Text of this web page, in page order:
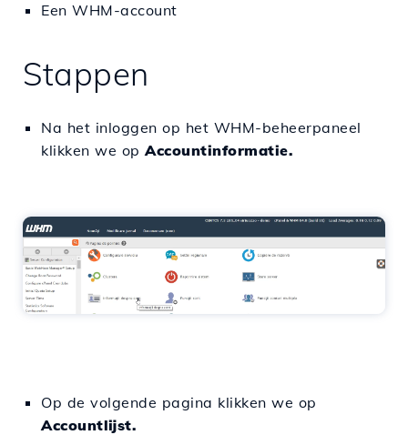
Een WHM-account
Stappen
Na het inloggen op het WHM-beheerpaneel
klikken we opAccountinformatie.
Op de volgende pagina klikken we op
Accountlijst.